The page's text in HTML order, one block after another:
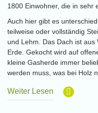
1800 Einwohner, die in sehr
Auch hier gibt es
teilweise oder vollständig
und Lehm. Das Dach ist
Erde. Gekocht wird auf
kleine Gasherde immer
werden muss, was bei Holz
Weiter Lesen